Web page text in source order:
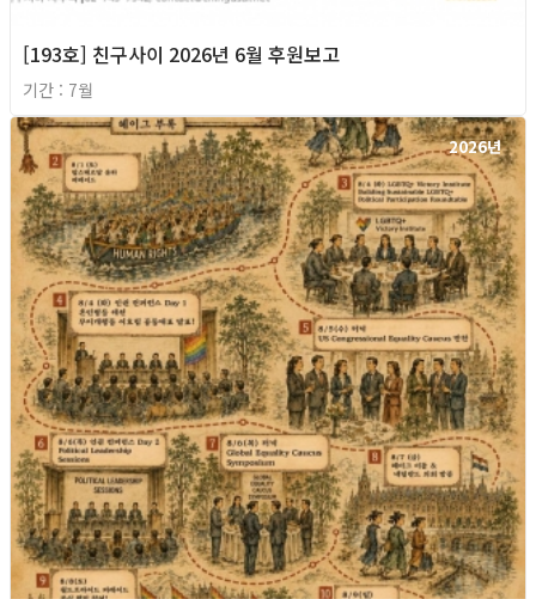
[193호] 친구사이 2026년 6월 후원보고
기간 : 7월
2026년